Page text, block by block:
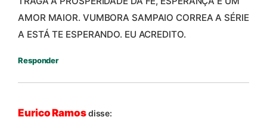
AMOR MAIOR. VUMBORA SAMPAIO CORREA A SÉRIE
A ESTÁ TE ESPERANDO. EU ACREDITO.
Responder
Eurico Ramosdisse: